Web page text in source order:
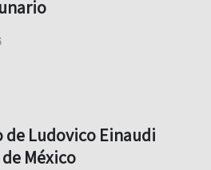
de Ludovico Einaudi
México